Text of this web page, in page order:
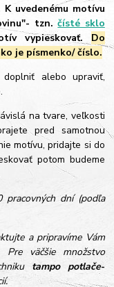
uvedenému motívu
tzn.čísté sklo
vypieskovať. Do
je písmenko/ číslo.
alebo upraviť,
na tvare, veľkosti
pred samotnou
motívu, pridajte si do
potom budeme
pracovných dní (podľa
a pripravíme Vám
väčšie množstvo
tampo potlače-